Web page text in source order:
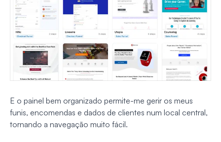
E o painel bem organizado permite-me gerir os meus
funis, encomendas e dados de clientes num local central,
tornando a navegação muito fácil.